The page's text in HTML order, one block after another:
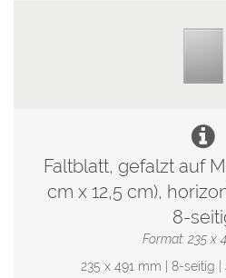
Faltblatt, gefalzt auf
cm x 12,5 cm),
8-
Format: 235 x
235 x 491 mm | 8-seitig